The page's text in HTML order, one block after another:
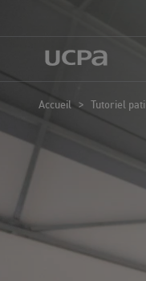
Accueil > Tutoriel